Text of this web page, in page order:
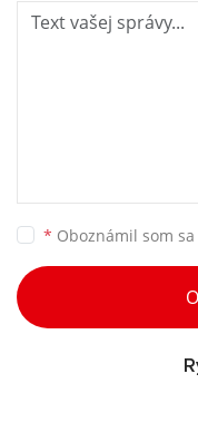
* Oboznámil som sa